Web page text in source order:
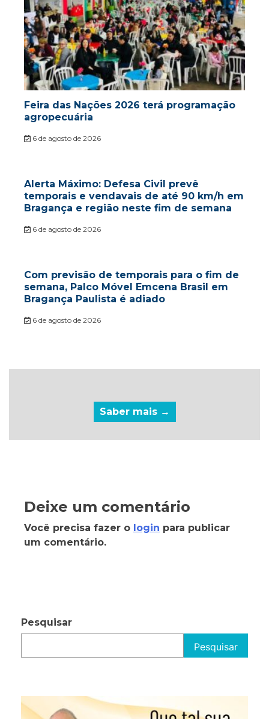
Feira das Nações 2026 terá programação
agropecuária
6 de agosto de 2026
Alerta Máximo: Defesa Civil prevê
temporais e vendavais de até 90 km/h em
Bragança e região neste fim de semana
6 de agosto de 2026
Com previsão de temporais para o fim de
semana, Palco Móvel Emcena Brasil em
Bragança Paulista é adiado
6 de agosto de 2026
Saber mais →
Deixe um comentário
Você precisa fazer o login para publicar
um comentário.
Pesquisar
Pesquisar